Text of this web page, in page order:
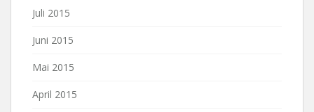
Juli 2015
Juni 2015
Mai 2015
April 2015